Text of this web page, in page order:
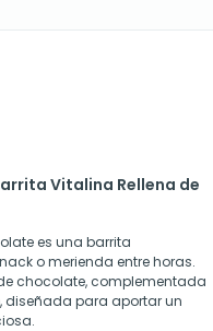
Vitalina Rellena de
es una barrita
o merienda entre horas.
chocolate, complementada
diseñada para aportar un